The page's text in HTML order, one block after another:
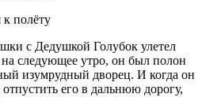
к полёту
с Дедушкой Голубок улетел
следующее утро, он был полон
изумрудный дворец. И когда он
его в дальнюю дорогу,